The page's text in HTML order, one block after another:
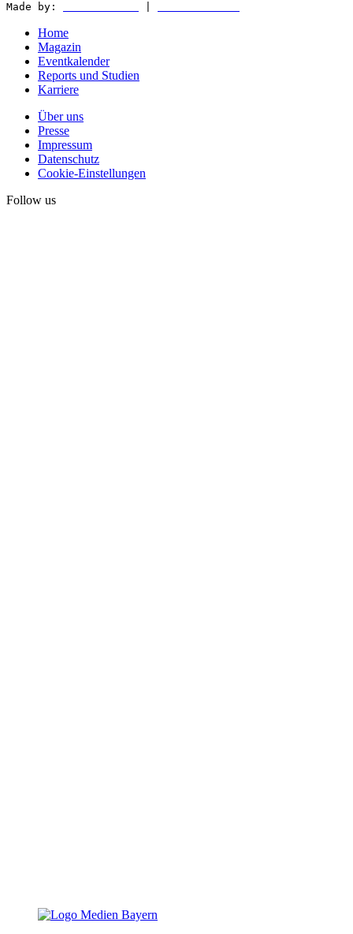
Made by:
Home
Magazin
Eventkalender
Reports und Studien
Karriere
Über uns
Presse
Impressum
Datenschutz
Cookie-Einstellungen
Follow us